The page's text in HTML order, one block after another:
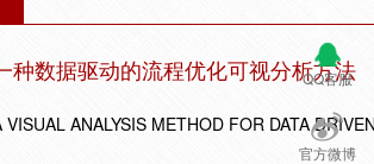
QQ客服
官方微博
种数据驱动的流程优化可视分析方法
VISUAL ANALYSIS METHOD FOR DATA